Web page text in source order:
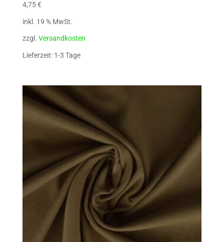
4,75€
inkl. 19 % MwSt.
zzgl. Versandkosten
Lieferzeit: 1-3 Tage